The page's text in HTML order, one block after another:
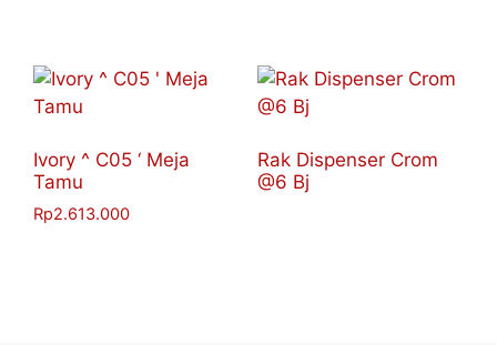
Ivory ^ C05 ‘ Meja
Tamu
Rp2.613.000
Rak Dispenser Crom
@6 Bj